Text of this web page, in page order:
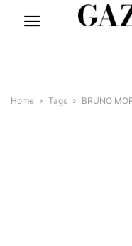
Home Tags BRUNO